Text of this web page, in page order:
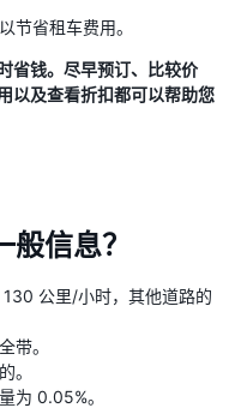
节省租车费用。
省钱。尽早预订、比较价
以及查看折扣都可以帮助您
信息？
公里/小时，其他道路的
带。
。
为 0.05%。